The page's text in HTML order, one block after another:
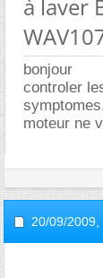
à laver
bonjour
controler
moteur ne
20/09/2009,